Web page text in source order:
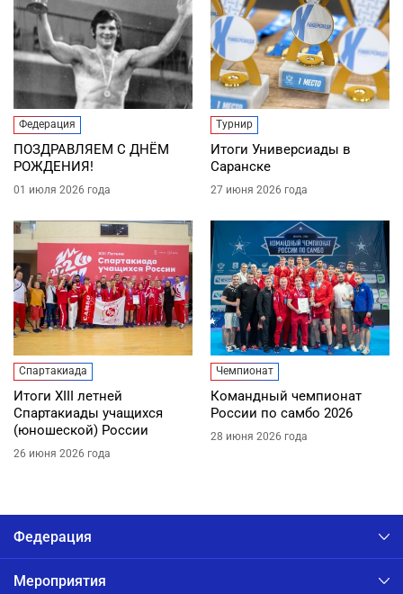
Федерация
ПОЗДРАВЛЯЕМ С ДНЁМ
РОЖДЕНИЯ!
01 июля 2026 года
Турнир
Итоги Универсиады в
Саранске
27 июня 2026 года
Спартакиада
Итоги XIII летней
Спартакиады учащихся
(юношеской) России
26 июня 2026 года
Чемпионат
Командный чемпионат
России по самбо 2026
28 июня 2026 года
Федерация
Мероприятия